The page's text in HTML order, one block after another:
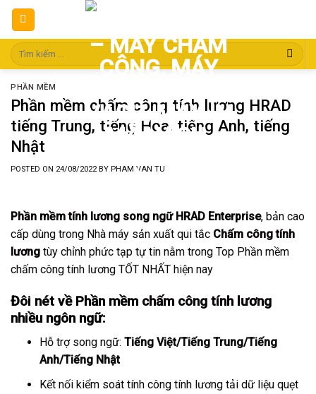
Skip
content
Tìm
kiếm:
PHẦN MỀM
Phần mềm chấm công tính lương HRAD
tiếng Trung, tiếng Hoa, tiếng Anh, tiếng
Nhật
POSTED ON 24/08/2022BY PHAM VAN TU
Phần mềm tính lương song ngữ HRAD Enterprise, bản cao
cấp dùng trong Nhà máy sản xuất qui tắc Chấm công tính
lương tùy chỉnh phức tạp tự tin nằm trong Top Phần mềm
chấm công tính lương TỐT NHẤT hiện nay
Đôi nét về Phần mềm chấm công tính lương
nhiều ngôn ngữ:
Hỗ trợ song ngữ: Tiếng Việt/Tiếng Trung/Tiếng
Anh/Tiếng Nhật
Kết nối kiểm soát tính công tính lương tải dữ liệu quẹt